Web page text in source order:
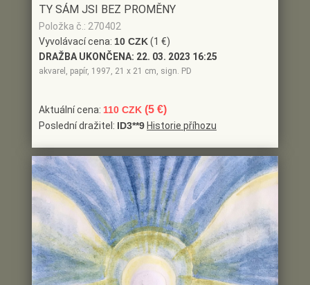
TY SÁM JSI BEZ PROMĚNY
Položka č.: 270402
Vyvolávací cena: 10 CZK(1 €)
DRAŽBA UKONČENA: 22. 03. 2023 16:25
akvarel, papír, 1997, 21 x 21 cm, sign. PD
Aktuální cena: 110 CZK (5 €)
Poslední dražitel: ID3**9 Historie příhozu